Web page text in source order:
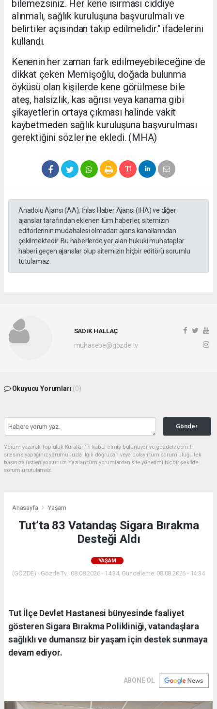
bilemezsiniz. Her kene ısırması ciddiye
alınmalı, sağlık kuruluşuna başvurulmalı ve
belirtiler açısından takip edilmelidir." ifadelerini
kullandı.
Kenenin her zaman fark edilmeyebileceğine de
dikkat çeken Memişoğlu, doğada bulunma
öyküsü olan kişilerde kene görülmese bile
ateş, halsizlik, kas ağrısı veya kanama gibi
şikayetlerin ortaya çıkması halinde vakit
kaybetmeden sağlık kuruluşuna başvurulması
gerektiğini sözlerine ekledi. (MHA)
Anadolu Ajansı (AA), İhlas Haber Ajansı (İHA) ve diğer
ajanslar tarafından eklenen tüm haberler, sitemizin
editörlerinin müdahalesi olmadan ajans kanallarından
çekilmektedir. Bu haberlerde yer alan hukuki muhataplar
haberi geçen ajanslar olup sitemizin hiçbir editörü sorumlu
tutulamaz.
SADIK HALLAÇ
muhasebe@gozde.tv
Okuyucu Yorumları (0)
Gönder
Yorum yazarak Topluluk Kuralları’nı kabul etmiş bulunuyor ve gozdetv.com.tr
sitesine yaptığınız yorumunuzla ilgili doğrudan veya dolaylı tüm sorumluluğu tek
başınıza üstleniyorsunuz. Yazılan tüm yorumlardan site yönetimi hiçbir şekilde
sorumlu tutulamaz.
Anasayfa Yaşam
Tut’ta 83 Vatandaş Sigara Bırakma
Desteği Aldı
YAŞAM
(GÖZDE) - Gözde Tv | 08.08.2026 - 14:34, Güncelleme: 08.08.2026 - 14:34
Tut İlçe Devlet Hastanesi bünyesinde faaliyet
gösteren Sigara Bırakma Polikliniği, vatandaşlara
sağlıklı ve dumansız bir yaşam için destek sunmaya
devam ediyor.
ABONE OL